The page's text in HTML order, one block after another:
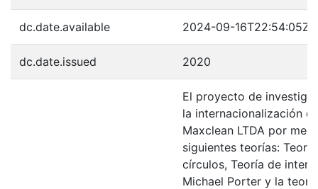
dc.date.available 2024-09-16T22:54:05Z
dc.date.issued 2020
El proyecto de
la internacionalización
Maxclean LTDA por
siguientes teorías:
círculos, Teoría de
Michael Porter y la